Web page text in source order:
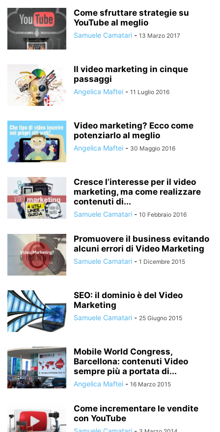
Come sfruttare strategie su
YouTube al meglio
Samuele Camatari - 13 Marzo 2017
Il video marketing in cinque
passaggi
Angelica Maftei - 11 Luglio 2016
Video marketing? Ecco come
potenziarlo al meglio
Angelica Maftei - 30 Maggio 2016
Cresce l’interesse per il video
marketing, ma come realizzare
contenuti di...
Samuele Camatari - 10 Febbraio 2016
Promuovere il business evitando
alcuni errori di Video Marketing
Samuele Camatari - 1 Dicembre 2015
SEO: il dominio è del Video
Marketing
Samuele Camatari - 25 Giugno 2015
Mobile World Congress,
Barcellona: contenuti Video
sempre più a portata di...
Angelica Maftei - 16 Marzo 2015
Come incrementare le vendite
con YouTube